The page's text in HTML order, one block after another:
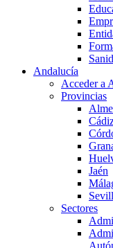
Andalucía
Acceder a
Provincias
Jaén
Sectores